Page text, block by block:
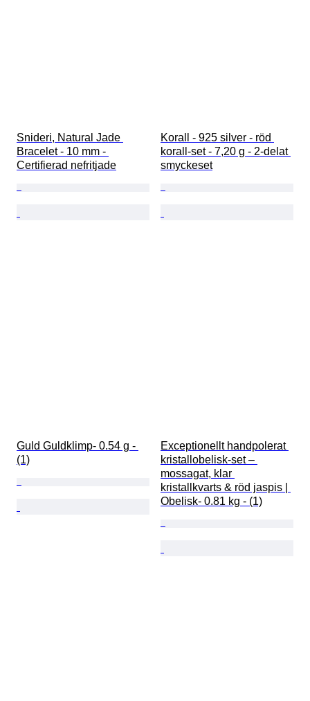
Snideri, Natural Jade
Bracelet - 10 mm -
Certifierad nefritjade
Korall - 925 silver - röd
korall-set - 7,20 g - 2-delat
smyckeset
Guld Guldklimp- 0.54 g -
(1)
Exceptionellt handpolerat
kristallobelisk-set –
mossagat, klar
kristallkvarts & röd jaspis |
Obelisk- 0.81 kg - (1)